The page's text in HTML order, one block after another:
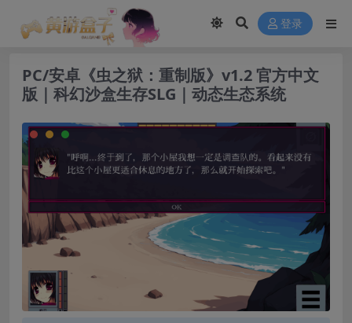
登录
PC/安卓《虫之狱：重制版》v1.2 官方中文
版｜科幻沙盒生存SLG｜动态生态系统